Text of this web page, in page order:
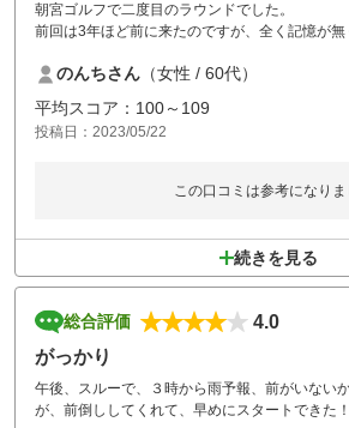
朝宮ゴルフで二度目のラウンドでした。
前回は3年ほど前に来たのですが、全く記憶が
お値段もリーズナブルで良いコースだと思います
のんちさん （女性 / 60代）
平均スコア：100～109
投稿日：2023/05/22
この口コミは参考になりま
続きを見る
総合評価
4.0
がっかり
午後、スルーで、３時から雨予報、前がいない
が、前倒ししてくれて、早めにスタートできた